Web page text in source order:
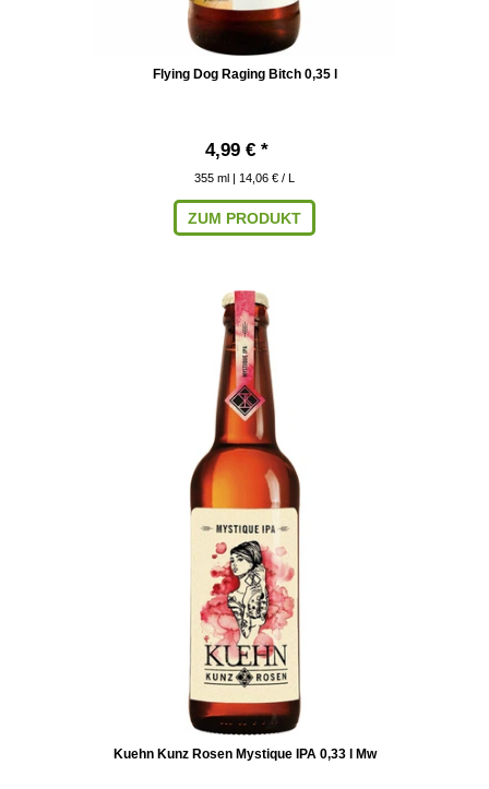
Flying Dog Raging Bitch 0,35 l
4,99 € *
355 ml | 14,06 € / L
ZUM PRODUKT
Kuehn Kunz Rosen Mystique IPA 0,33 l Mw